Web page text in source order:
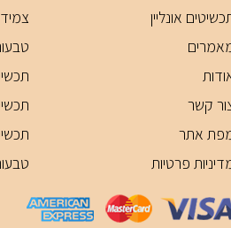
אונליין
קשר
אתר
פרטיות